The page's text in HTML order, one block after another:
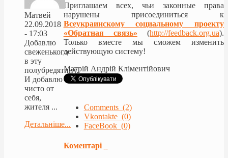
Приглашаем всех, чьи законные права
нарушены присоединиться к
Всеукраинскому социальному проекту
«Обратная связь» (http://feedback.org.ua).
Только вместе мы сможем изменить
действующую систему!
Матрій Андрій Кліментійович
Comments (2)
Vkontakte (0)
FaceBook (0)
Коментарі
Матвей
22.09.2018
- 17:03
Добавлю
свеженького
в эту
полубредятину.
И добавлю
чисто от
себя,
жителя ...
Детальніше...